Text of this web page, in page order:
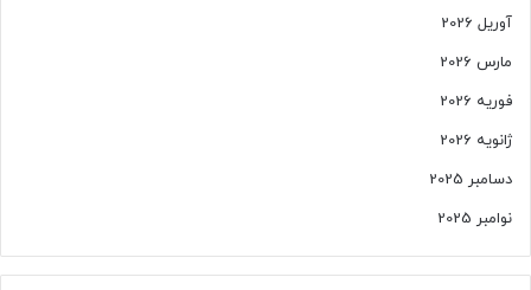
آوریل 2026
مارس 2026
فوریه 2026
ژانویه 2026
دسامبر 2025
نوامبر 2025